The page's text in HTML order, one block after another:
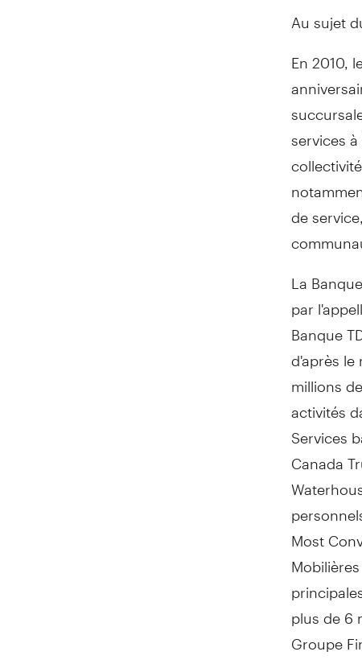
Au sujet
En 2010,
services
de
La
par
Banque
d'après
millions
activités
Services
Canada
Most
plus de 6
Groupe